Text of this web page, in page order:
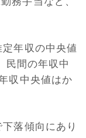
年収の中央値
民間の年収中
収中央値はか
落傾向にあり